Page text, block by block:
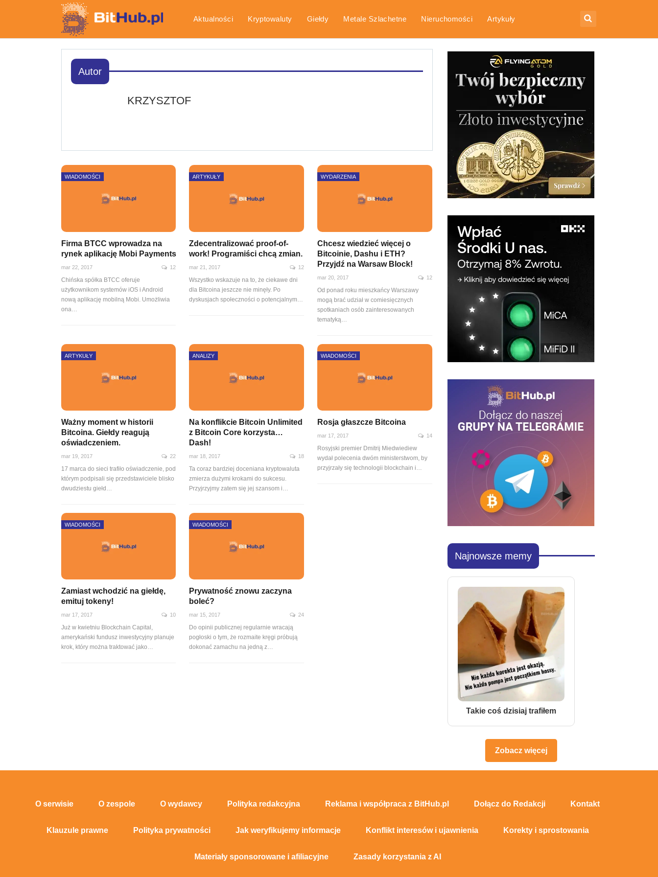
Aktualności Kryptowaluty Giełdy Metale Szlachetne Nieruchomości Artykuły
Autor
KRZYSZTOF
WIADOMOŚCI
Firma BTCC wprowadza na
rynek aplikację Mobi Payments
mar 22, 2017 12
Chińska spółka BTCC oferuje
użytkownikom systemów iOS i Android
nową aplikację mobilną Mobi. Umożliwia
ona…
ARTYKUŁY
Zdecentralizować proof-of-
work! Programiści chcą zmian.
mar 21, 2017 12
Wszystko wskazuje na to, że ciekawe dni
dla Bitcoina jeszcze nie minęły. Po
dyskusjach społeczności o potencjalnym…
WYDARZENIA
Chcesz wiedzieć więcej o
Bitcoinie, Dashu i ETH?
Przyjdź na Warsaw Block!
mar 20, 2017 12
Od ponad roku mieszkańcy Warszawy
mogą brać udział w comiesięcznych
spotkaniach osób zainteresowanych
tematyką…
ARTYKUŁY
Ważny moment w historii
Bitcoina. Giełdy reagują
oświadczeniem.
mar 19, 2017 22
17 marca do sieci trafiło oświadczenie, pod
którym podpisali się przedstawiciele blisko
dwudziestu giełd…
ANALIZY
Na konflikcie Bitcoin Unlimited
z Bitcoin Core korzysta…
Dash!
mar 18, 2017 18
Ta coraz bardziej doceniana kryptowaluta
zmierza dużymi krokami do sukcesu.
Przyjrzyjmy zatem się jej szansom i…
WIADOMOŚCI
Rosja głaszcze Bitcoina
mar 17, 2017 14
Rosyjski premier Dmitrij Miedwiediew
wydał polecenia dwóm ministerstwom, by
przyjrzały się technologii blockchain i…
WIADOMOŚCI
Zamiast wchodzić na giełdę,
emituj tokeny!
mar 17, 2017 10
Już w kwietniu Blockchain Capital,
amerykański fundusz inwestycyjny planuje
krok, który można traktować jako…
WIADOMOŚCI
Prywatność znowu zaczyna
boleć?
mar 15, 2017 24
Do opinii publicznej regularnie wracają
pogłoski o tym, że rozmaite kręgi próbują
dokonać zamachu na jedną z…
Najnowsze memy
Takie coś dzisiaj trafiłem
Zobacz więcej
O serwisie O zespole O wydawcy Polityka redakcyjna Reklama i współpraca z BitHub.pl Dołącz do Redakcji Kontakt
Klauzule prawne Polityka prywatności Jak weryfikujemy informacje Konflikt interesów i ujawnienia Korekty i sprostowania
Materiały sponsorowane i afiliacyjne Zasady korzystania z AI